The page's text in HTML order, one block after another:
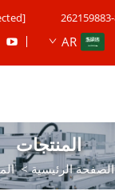
AR
المنتجات
الصفحة الرئيسية>